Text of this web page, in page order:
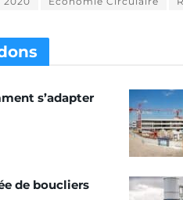
s’adapter
de boucliers